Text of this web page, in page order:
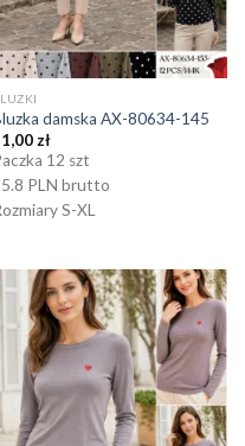
damska AX-80634-145
zł
12 szt
PLN brutto
S-XL